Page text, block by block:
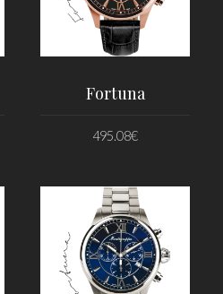
Fortuna
495.08€